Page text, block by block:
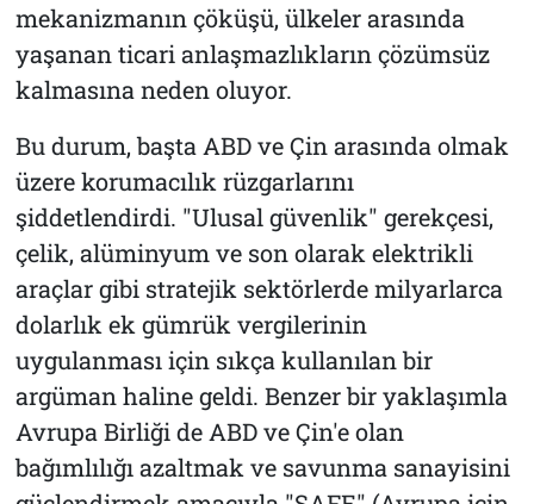
mekanizmanın çöküşü, ülkeler arasında
yaşanan ticari anlaşmazlıkların çözümsüz
kalmasına neden oluyor.
Bu durum, başta ABD ve Çin arasında olmak
üzere korumacılık rüzgarlarını
şiddetlendirdi. "Ulusal güvenlik" gerekçesi,
çelik, alüminyum ve son olarak elektrikli
araçlar gibi stratejik sektörlerde milyarlarca
dolarlık ek gümrük vergilerinin
uygulanması için sıkça kullanılan bir
argüman haline geldi. Benzer bir yaklaşımla
Avrupa Birliği de ABD ve Çin'e olan
bağımlılığı azaltmak ve savunma sanayisini